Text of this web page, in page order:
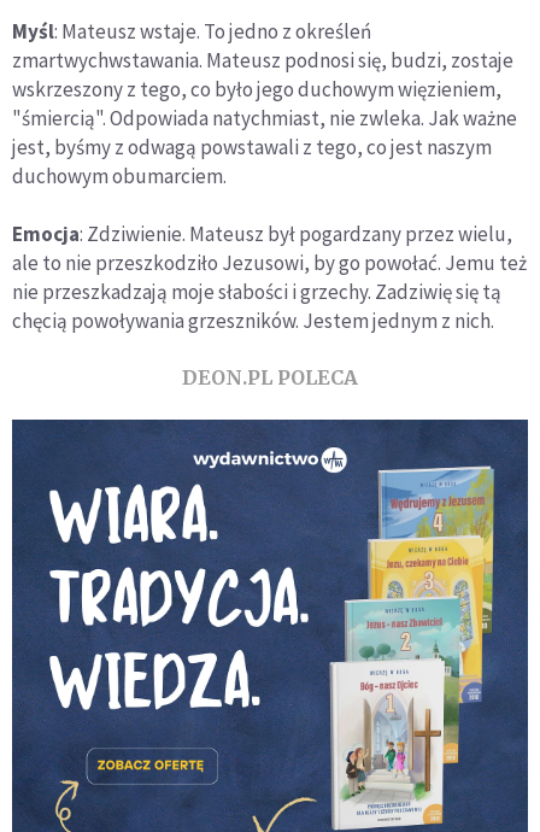
Myśl: Mateusz wstaje. To jedno z określeń
zmartwychwstawania. Mateusz podnosi się, budzi, zostaje
wskrzeszony z tego, co było jego duchowym więzieniem,
"śmiercią". Odpowiada natychmiast, nie zwleka. Jak ważne
jest, byśmy z odwagą powstawali z tego, co jest naszym
duchowym obumarciem.
Emocja: Zdziwienie. Mateusz był pogardzany przez wielu,
ale to nie przeszkodziło Jezusowi, by go powołać. Jemu też
nie przeszkadzają moje słabości i grzechy. Zadziwię się tą
chęcią powoływania grzeszników. Jestem jednym z nich.
DEON.PL POLECA